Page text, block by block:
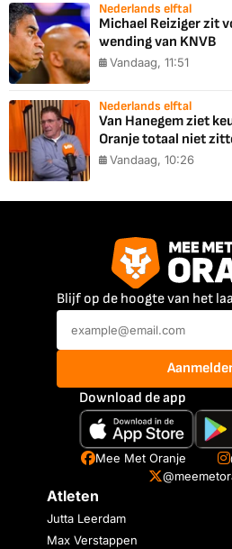
Nederlands elftal
Michael Reiziger zit
wending van KNVB
Vandaag, 11:51
Nederlands elftal
Van Hanegem ziet
Oranje totaal niet
Vandaag, 10:26
Blijf op de hoogte van het
Download de app
Mee Met Oranje
Atleten
Jutta Leerdam
Max Verstappen